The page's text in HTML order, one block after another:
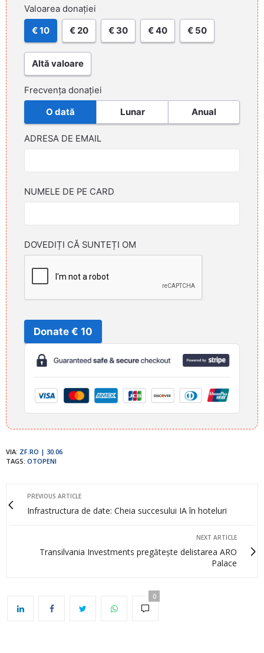
Valoarea donației
€ 10 € 20 € 30 € 40 € 50
Altă valoare
Frecvența donației
O dată Lunar Anual
ADRESA DE EMAIL
NUMELE DE PE CARD
DOVEDIȚI CĂ SUNTEȚI OM
Donate € 10
VIA: ZF.RO | 30.06
TAGS: OTOPENI
PREVIOUS ARTICLE
Infrastructura de date: Cheia succesului IA în hoteluri
NEXT ARTICLE
Transilvania Investments pregătește delistarea ARO
Palace
0